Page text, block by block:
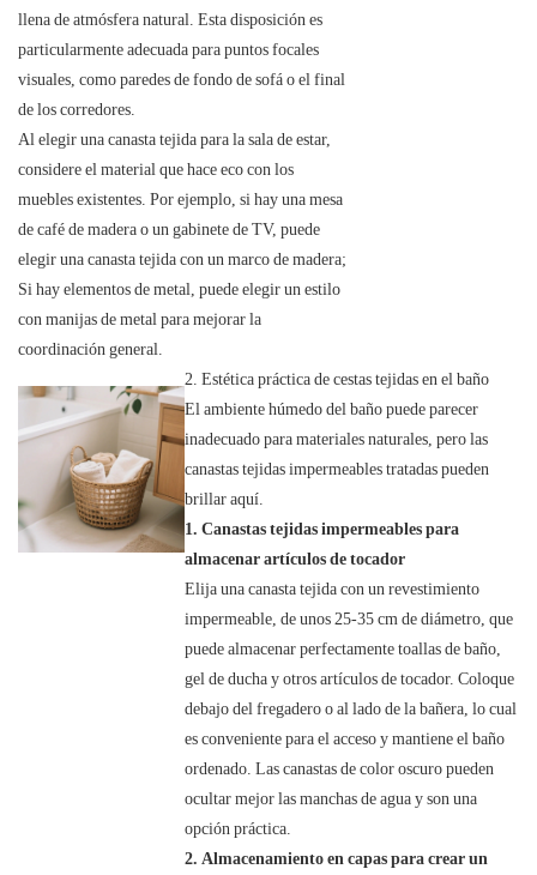
llena de atmósfera natural. Esta disposición es
particularmente adecuada para puntos focales
visuales, como paredes de fondo de sofá o el final
de los corredores.
Al elegir una canasta tejida para la sala de estar,
considere el material que hace eco con los
muebles existentes. Por ejemplo, si hay una mesa
de café de madera o un gabinete de TV, puede
elegir una canasta tejida con un marco de madera;
Si hay elementos de metal, puede elegir un estilo
con manijas de metal para mejorar la
coordinación general.
2. Estética práctica de cestas tejidas en el baño
El ambiente húmedo del baño puede parecer
inadecuado para materiales naturales, pero las
canastas tejidas impermeables tratadas pueden
brillar aquí.
1. Canastas tejidas impermeables para
almacenar artículos de tocador
Elija una canasta tejida con un revestimiento
impermeable, de unos 25-35 cm de diámetro, que
puede almacenar perfectamente toallas de baño,
gel de ducha y otros artículos de tocador. Coloque
debajo del fregadero o al lado de la bañera, lo cual
es conveniente para el acceso y mantiene el baño
ordenado. Las canastas de color oscuro pueden
ocultar mejor las manchas de agua y son una
opción práctica.
2. Almacenamiento en capas para crear un